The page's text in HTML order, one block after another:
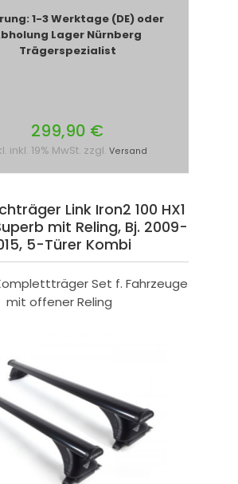
1-3 Werktage (DE) oder
Lager Nürnberg
Trägerspezialist
299,90 €
inkl. 19% MwSt. zzgl. Versand
Link Iron2 100 HX1
mit Reling, Bj. 2009-
5-Türer Kombi
Set f. Fahrzeuge
mit offener Reling